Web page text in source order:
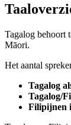
Tagalog behoort
Māori.
Het aantal
Tagalog
Tagalog/
Filipijnen